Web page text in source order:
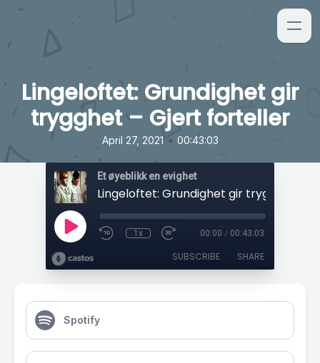
Lingeloftet: Grundighet gir
trygghet – Gjert forteller
April 27, 2021 • 00:43:03
Et øyeblikk en evighet
1x 00:00 / 00:43:03
SUBSCRIBE SHARE
Spotify